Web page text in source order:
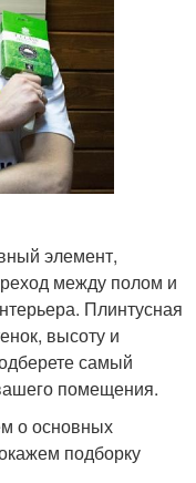
элемент,
между полом и
Плинтусная
высоту и
самый
помещения.
о основных
подборку